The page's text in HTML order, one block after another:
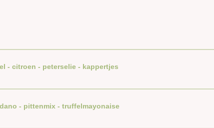
- citroen - peterselie - kappertjes
- pittenmix - truffelmayonaise